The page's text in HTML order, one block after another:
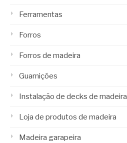
Ferramentas
Forros
Forros de madeira
Guarnições
Instalação de decks de madeira
Loja de produtos de madeira
Madeira garapeira